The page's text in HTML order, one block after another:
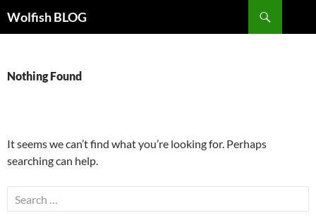
toWolfish BLOG
Nothing Found
It seems we can’t find what you’re looking for. Perhaps
searching can help.
Search
for: